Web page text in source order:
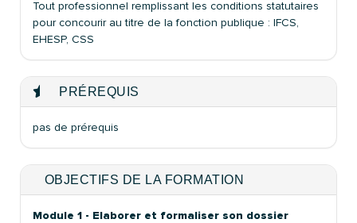
Tout professionnel remplissant les conditions statutaires
pour concourir au titre de la fonction publique : IFCS,
EHESP, CSS
PRÉREQUIS
pas de prérequis
OBJECTIFS DE LA FORMATION
Module 1 - Elaborer et formaliser son dossier